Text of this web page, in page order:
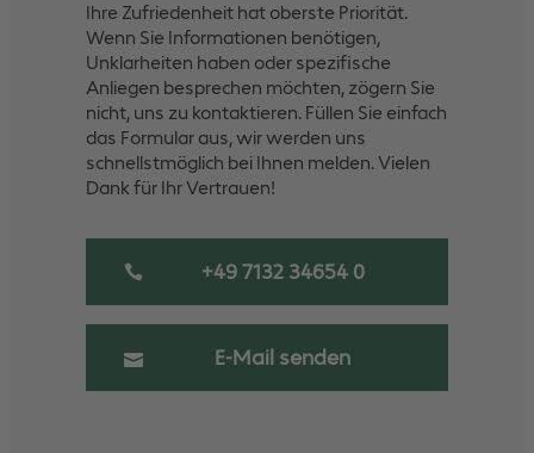
Ihre Zufriedenheit hat oberste Priorität.
Wenn Sie Informationen benötigen,
Unklarheiten haben oder spezifische
Anliegen besprechen möchten, zögern Sie
nicht, uns zu kontaktieren. Füllen Sie einfach
das Formular aus, wir werden uns
schnellstmöglich bei Ihnen melden. Vielen
Dank für Ihr Vertrauen!
+49 7132 34654 0
E-Mail senden